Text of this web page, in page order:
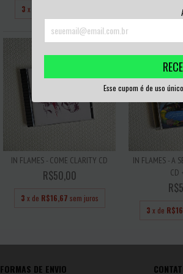
Esse cupom é de uso
3 x de
IN FLAMES - COME CLARITY CD
R$50,00
3 x de R$16,67 sem juros
IN FLAMES - A
CD
3 x de
FORMAS DE ENVIO